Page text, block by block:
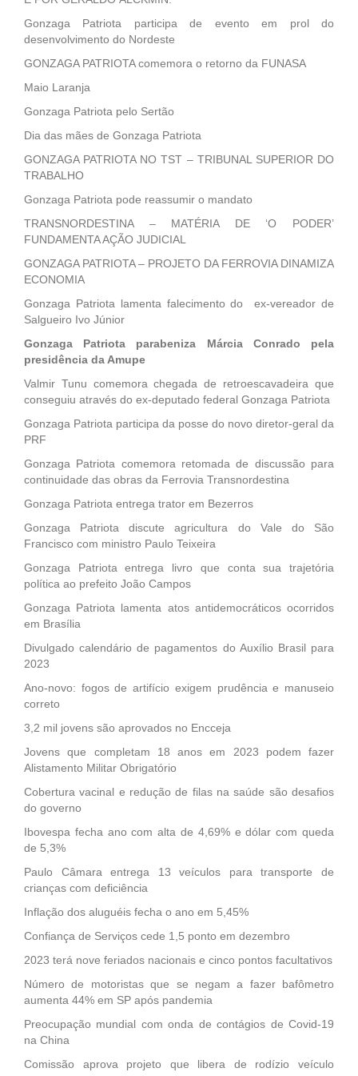
Gonzaga Patriota participa de evento em prol do
desenvolvimento do Nordeste
GONZAGA PATRIOTA comemora o retorno da FUNASA
Maio Laranja
Gonzaga Patriota pelo Sertão
Dia das mães de Gonzaga Patriota
GONZAGA PATRIOTA NO TST – TRIBUNAL SUPERIOR DO
TRABALHO
Gonzaga Patriota pode reassumir o mandato
TRANSNORDESTINA – MATÉRIA DE ‘O PODER’
FUNDAMENTA AÇÃO JUDICIAL
GONZAGA PATRIOTA – PROJETO DA FERROVIA DINAMIZA
ECONOMIA
Gonzaga Patriota lamenta falecimento do ex-vereador de
Salgueiro Ivo Júnior
Gonzaga Patriota parabeniza Márcia Conrado pela
presidência da Amupe
Valmir Tunu comemora chegada de retroescavadeira que
conseguiu através do ex-deputado federal Gonzaga Patriota
Gonzaga Patriota participa da posse do novo diretor-geral da
PRF
Gonzaga Patriota comemora retomada de discussão para
continuidade das obras da Ferrovia Transnordestina
Gonzaga Patriota entrega trator em Bezerros
Gonzaga Patriota discute agricultura do Vale do São
Francisco com ministro Paulo Teixeira
Gonzaga Patriota entrega livro que conta sua trajetória
política ao prefeito João Campos
Gonzaga Patriota lamenta atos antidemocráticos ocorridos
em Brasília
Divulgado calendário de pagamentos do Auxílio Brasil para
2023
Ano-novo: fogos de artifício exigem prudência e manuseio
correto
3,2 mil jovens são aprovados no Encceja
Jovens que completam 18 anos em 2023 podem fazer
Alistamento Militar Obrigatório
Cobertura vacinal e redução de filas na saúde são desafios
do governo
Ibovespa fecha ano com alta de 4,69% e dólar com queda
de 5,3%
Paulo Câmara entrega 13 veículos para transporte de
crianças com deficiência
Inflação dos aluguéis fecha o ano em 5,45%
Confiança de Serviços cede 1,5 ponto em dezembro
2023 terá nove feriados nacionais e cinco pontos facultativos
Número de motoristas que se negam a fazer bafômetro
aumenta 44% em SP após pandemia
Preocupação mundial com onda de contágios de Covid-19
na China
Comissão aprova projeto que libera de rodízio veículo